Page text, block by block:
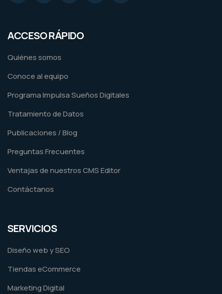
ACCESO RÁPIDO
Quiénes somos
Conoce al equipo
Programa Impulsa Sueños Digitales
Tratamiento de Datos
Publicaciones / Blog
Preguntas Frecuentes
Ventajas de nuestros CMS Editor
Contáctanos
SERVICIOS
Diseño web y SEO
Tiendas eCommerce
Marketing Digital